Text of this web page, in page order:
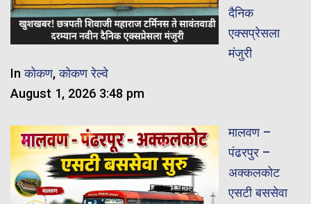
दैनिक
एक्सप्रेसला
मंजुरी
Inकोकण,कोकण रेल्वे
August 1, 2026 3:48 pm
मालवण –
पंढरपुर –
अक्कलकोट
एसटी बससेवा